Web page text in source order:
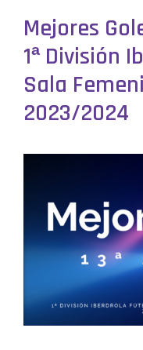
Mejores
1ª División
Sala
2023/2024